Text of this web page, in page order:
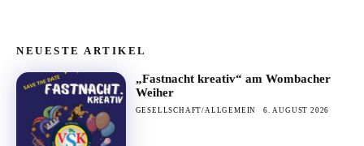
NEUESTE ARTIKEL
„Fastnacht kreativ“ am Wombacher
Weiher
GESELLSCHAFT/ALLGEMEIN 6. AUGUST 2026